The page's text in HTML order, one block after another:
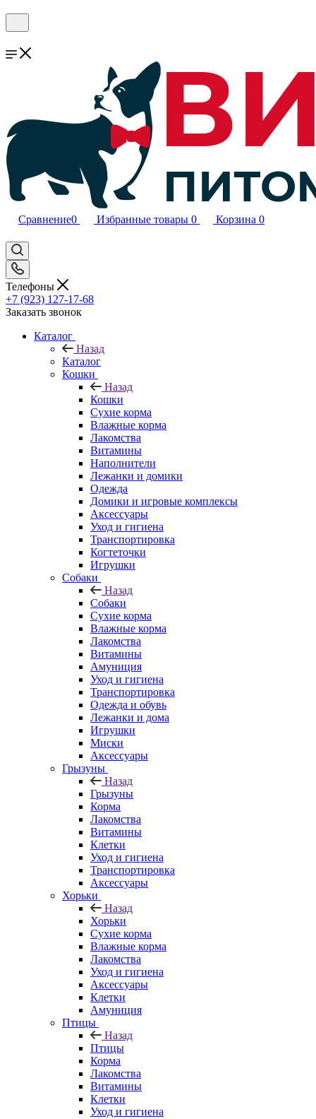
Сравнение0 Избранные товары 0 Корзина 0
Телефоны
+7 (923) 127-17-68
Заказать звонок
Каталог
Назад
Каталог
Кошки
Назад
Кошки
Сухие корма
Влажные корма
Лакомства
Витамины
Наполнители
Лежанки и домики
Одежда
Домики и игровые комплексы
Аксессуары
Уход и гигиена
Транспортировка
Когтеточки
Игрушки
Собаки
Назад
Собаки
Сухие корма
Влажные корма
Лакомства
Витамины
Амуниция
Уход и гигиена
Транспортировка
Одежда и обувь
Лежанки и дома
Игрушки
Миски
Аксессуары
Грызуны
Назад
Грызуны
Корма
Лакомства
Витамины
Клетки
Уход и гигиена
Транспортировка
Аксессуары
Хорьки
Назад
Хорьки
Сухие корма
Влажные корма
Лакомства
Уход и гигиена
Аксессуары
Клетки
Амуниция
Птицы
Назад
Птицы
Корма
Лакомства
Витамины
Клетки
Уход и гигиена